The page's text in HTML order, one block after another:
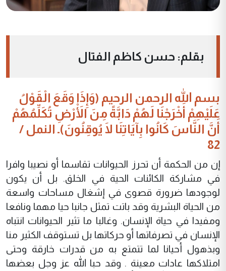
بقلم: حسن كاظم الفتال
بسم الله الرحمن الرحيم (وَإِذَا وَقَعَ الْقَوْلُ
عَلَيْهِمْ أَخْرَجْنَا لَهُمْ دَابَّةً مِنَ الْأَرْضِ تُكَلِّمُهُمْ
أَنَّ النَّاسَ كَانُوا بِآيَاتِنَا لَا يُوقِنُونَ)ـ النمل /
82
إن من الحكمة أن تحرز الحيوانات تقاسما أو نصيبا وافرا
في مشاركة الكائنات الحية في الخلق. بل أن يكون
لوجودها ضرورة قصوى في إشغال مساحات واسعة
من الحياة البشرية وقد باتت تمثل جانبا حيا مهما ونافعا
ومفيدا في حياة الإنسان. وغالبا ما تثير الحيوانات انتباه
الإنسان في تصرفاتها أو حركاتها بل تستوقف الكثير منا
وبذهول أحيانا لما تتمتع به من قدرات خارقة وحتى
امتلاكها عادات معينة . وقد حبا الله عز وجل بعضها